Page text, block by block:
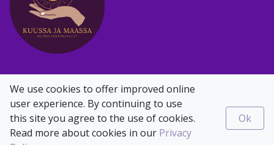
We use cookies to offer improved online
user experience. By continuing to use
this site you agree to the use of cookies.
Read more about cookies in our Privacy
Ok
Facebook
Instagram